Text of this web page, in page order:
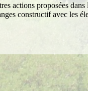
actions proposées
constructif avec les